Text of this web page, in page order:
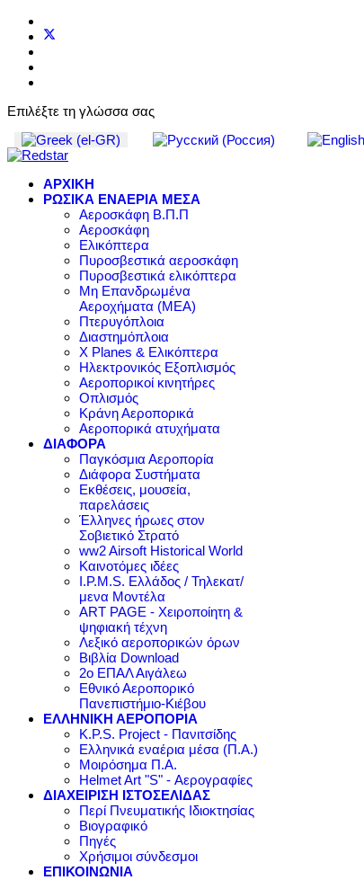
Επιλέξτε τη γλώσσα σας
ΑΡΧΙΚΗ
ΡΩΣΙΚΑ ΕΝΑΕΡΙΑ ΜΕΣΑ
Αεροσκάφη Β.Π.Π
Αεροσκάφη
Ελικόπτερα
Πυροσβεστικά αεροσκάφη
Πυροσβεστικά ελικόπτερα
Μη Επανδρωμένα
Αεροχήματα (ΜΕΑ)
Πτερυγόπλοια
Διαστημόπλοια
X Planes & Ελικόπτερα
Ηλεκτρονικός Εξοπλισμός
Αεροπορικοί κινητήρες
Οπλισμός
Κράνη Αεροπορικά
Αεροπορικά ατυχήματα
ΔΙΑΦΟΡΑ
Παγκόσμια Αεροπορία
Διάφορα Συστήματα
Εκθέσεις, μουσεία,
παρελάσεις
Έλληνες ήρωες στον
Σοβιετικό Στρατό
ww2 Airsoft Historical World
Καινοτόμες ιδέες
I.P.M.S. Ελλάδος / Τηλεκατ/
μενα Μοντέλα
ART PAGE - Χειροποίητη &
ψηφιακή τέχνη
Λεξικό αεροπορικών όρων
Βιβλία Download
2ο ΕΠΑΛ Αιγάλεω
Εθνικό Αεροπορικό
Πανεπιστήμιο-Κιέβου
ΕΛΛΗΝΙΚΗ ΑΕΡΟΠΟΡΙΑ
K.P.S. Project - Πανιτσίδης
Ελληνικά εναέρια μέσα (Π.Α.)
Μοιρόσημα Π.Α.
Helmet Art "S" - Αερογραφίες
ΔΙΑΧΕΙΡΙΣΗ ΙΣΤΟΣΕΛΙΔΑΣ
Περί Πνευματικής Ιδιοκτησίας
Βιογραφικό
Πηγές
Χρήσιμοι σύνδεσμοι
ΕΠΙΚΟΙΝΩΝΙΑ